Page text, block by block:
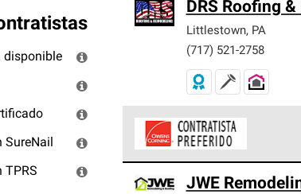
disponible
TPRS
DRS Roofing
Littlestown, PA
(717) 521-2758
cumplen con altos
JWE